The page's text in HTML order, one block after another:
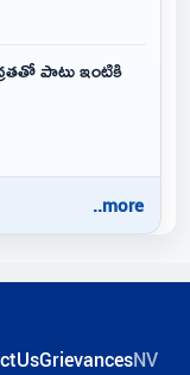
పాటు ఇంటికి
..more
GrievancesNV